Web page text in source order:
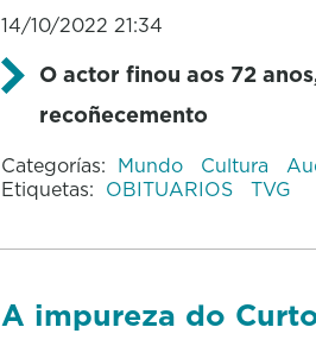
14/10/2022 21:34
O actor finou aos 72
recoñecemento
Categorías: Mundo Cultura
Etiquetas: OBITUARIOS TVG
A impureza do